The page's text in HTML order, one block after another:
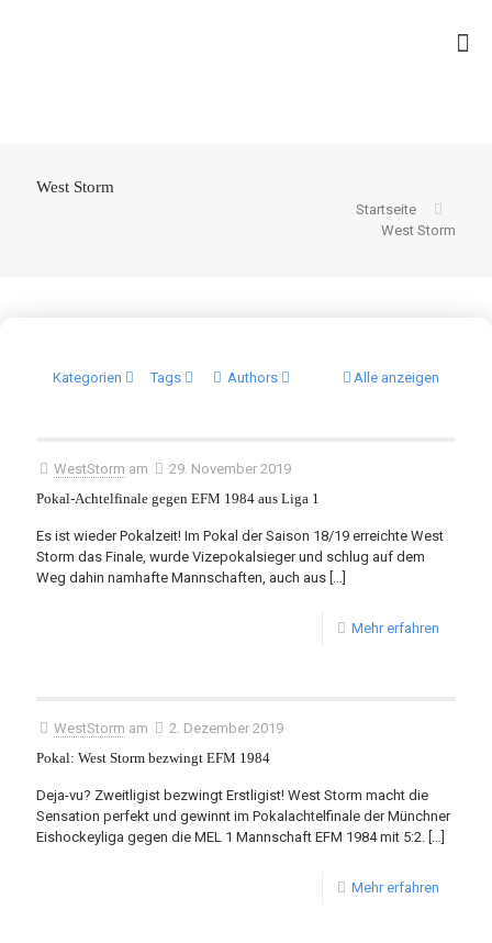
West Storm
Startseite
West Storm
Kategorien Tags Authors Alle anzeigen
WestStorm am
29. November 2019
Pokal-Achtelfinale gegen EFM 1984 aus Liga 1
Es ist wieder Pokalzeit! Im Pokal der Saison 18/19 erreichte West
Storm das Finale, wurde Vizepokalsieger und schlug auf dem
Weg dahin namhafte Mannschaften, auch aus […]
Mehr erfahren
WestStorm am
2. Dezember 2019
Pokal: West Storm bezwingt EFM 1984
Deja-vu? Zweitligist bezwingt Erstligist! West Storm macht die
Sensation perfekt und gewinnt im Pokalachtelfinale der Münchner
Eishockeyliga gegen die MEL 1 Mannschaft EFM 1984 mit 5:2. […]
Mehr erfahren